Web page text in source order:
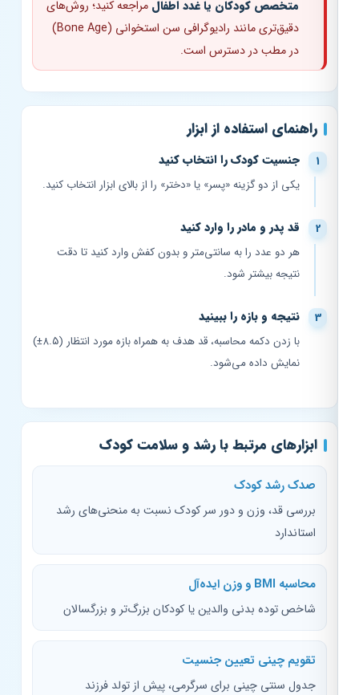
متخصص کودکان یا غدد اطفالمراجعه کنید؛ روش‌های
دقیق‌تری مانند رادیوگرافی سن استخوانی (Bone Age)
در مطب در دسترس است.
راهنمای استفاده از ابزار
جنسیت کودک را انتخاب کنید
یکی از دو گزینه «پسر» یا «دختر» را از بالای ابزار انتخاب کنید.
قد پدر و مادر را وارد کنید
هر دو عدد را به سانتی‌متر و بدون کفش وارد کنید تا دقت
نتیجه بیشتر شود.
نتیجه و بازه را ببینید
با زدن دکمه محاسبه، قد هدف به همراه بازه مورد انتظار (۸.۵±)
نمایش داده می‌شود.
ابزارهای مرتبط با رشد و سلامت کودک
صدک رشد کودک
بررسی قد، وزن و دور سر کودک نسبت به منحنی‌های رشد
استاندارد
محاسبه BMI و وزن ایده‌آل
شاخص توده بدنی والدین یا کودکان بزرگ‌تر و بزرگسالان
تقویم چینی تعیین جنسیت
جدول سنتی چینی برای سرگرمی، پیش از تولد فرزند